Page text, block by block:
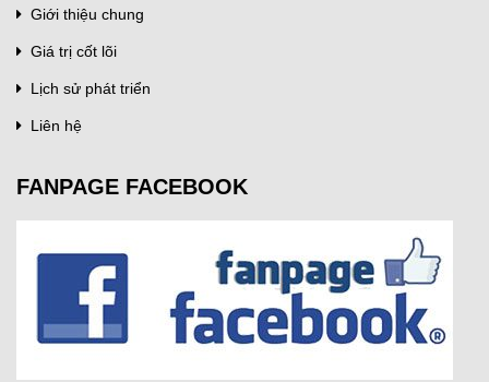
Giới thiệu chung
Giá trị cốt lõi
Lịch sử phát triển
Liên hệ
FANPAGE FACEBOOK